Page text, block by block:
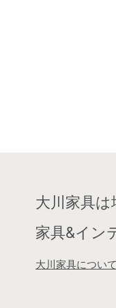
大川家具
家具&イン
大川家具につい